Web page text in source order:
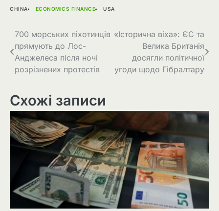
CHINA ECONOMICS FINANCE USA
Навігація
записів
700 морських піхотинців
прямують до Лос-
Анджелеса після ночі
розрізнених протестів
«Історична віха»: ЄС та
Велика Британія
досягли політичної
угоди щодо Гібралтару
Схожі записи